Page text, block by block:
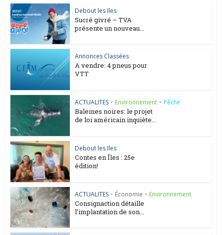
Debout les Iles
Sucré givré – TVA
présente un nouveau...
Annonces Classées
A vendre: 4 pneus pour
VTT
ACTUALITES • Environnement • Pêche
Baleines noires: le projet
de loi américain inquiète...
Debout les Iles
Contes en Îles : 25e
édition!
ACTUALITES • Économie • Environnement
Consignaction détaille
l’implantation de son...